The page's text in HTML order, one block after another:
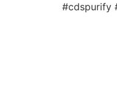
#cdspurify